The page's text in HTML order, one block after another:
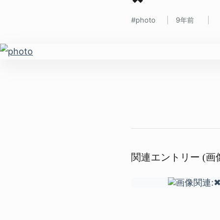
photo 9年前
関連エントリー (画